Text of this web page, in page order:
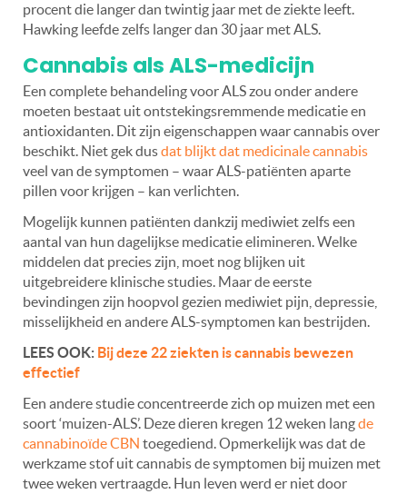
procent die langer dan twintig jaar met de ziekte leeft.
Hawking leefde zelfs langer dan 30 jaar met ALS.
Cannabis als ALS-medicijn
Een complete behandeling voor ALS zou onder andere
moeten bestaat uit ontstekingsremmende medicatie en
antioxidanten. Dit zijn eigenschappen waar cannabis over
beschikt. Niet gek dusdat blijkt dat medicinale cannabis
veel van de symptomen – waar ALS-patiënten aparte
pillen voor krijgen – kan verlichten.
Mogelijk kunnen patiënten dankzij mediwiet zelfs een
aantal van hun dagelijkse medicatie elimineren. Welke
middelen dat precies zijn, moet nog blijken uit
uitgebreidere klinische studies. Maar de eerste
bevindingen zijn hoopvol gezien mediwiet pijn, depressie,
misselijkheid en andere ALS-symptomen kan bestrijden.
LEES OOK: Bij deze 22 ziekten is cannabis bewezen
effectief
Een andere studie concentreerde zich op muizen met een
soort ‘muizen-ALS’. Deze dieren kregen 12 weken langde
cannabinoïde CBN toegediend. Opmerkelijk was dat de
werkzame stof uit cannabis de symptomen bij muizen met
twee weken vertraagde. Hun leven werd er niet door